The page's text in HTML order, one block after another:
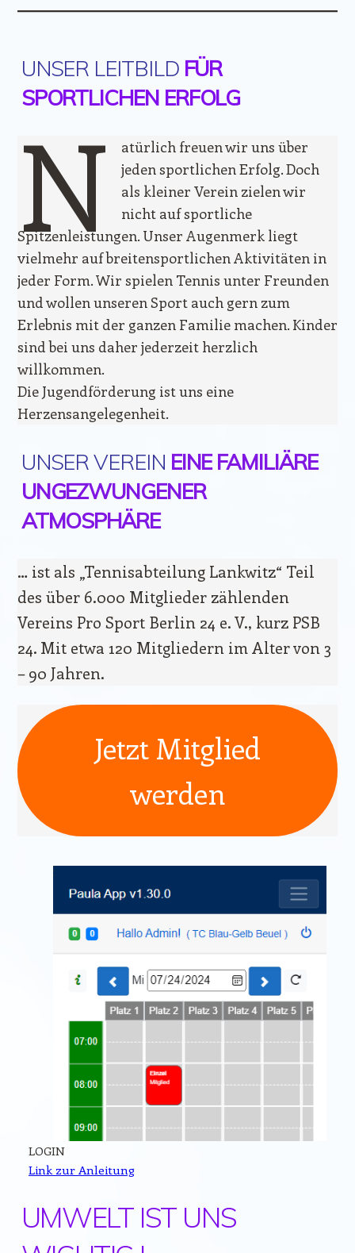
UNSER LEITBILD FÜR
SPORTLICHEN ERFOLG
N
atürlich freuen wir uns über
jeden sportlichen Erfolg. Doch
als kleiner Verein zielen wir
nicht auf sportliche
Spitzenleistungen. Unser Augenmerk liegt
vielmehr auf breitensportlichen Aktivitäten in
jeder Form. Wir spielen Tennis unter Freunden
und wollen unseren Sport auch gern zum
Erlebnis mit der ganzen Familie machen. Kinder
sind bei uns daher jederzeit herzlich
willkommen.
Die Jugendförderung ist uns eine
Herzensangelegenheit.
UNSER VEREIN EINE FAMILIÄRE
UNGEZWUNGENER
ATMOSPHÄRE
… ist als „Tennisabteilung Lankwitz“ Teil
des über 6.000 Mitglieder zählenden
Vereins Pro Sport Berlin 24 e. V., kurz PSB
24. Mit etwa 120 Mitgliedern im Alter von 3
– 90 Jahren.
Jetzt Mitglied
werden
LOGIN
Link zur Anleitung
UMWELT IST UNS